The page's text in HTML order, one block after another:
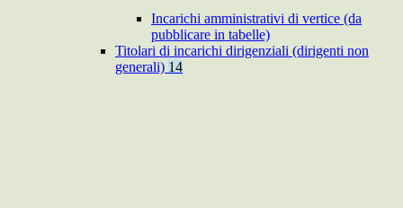
Incarichi amministrativi di vertice (da
pubblicare in tabelle)
Titolari di incarichi dirigenziali (dirigenti non
generali) 14